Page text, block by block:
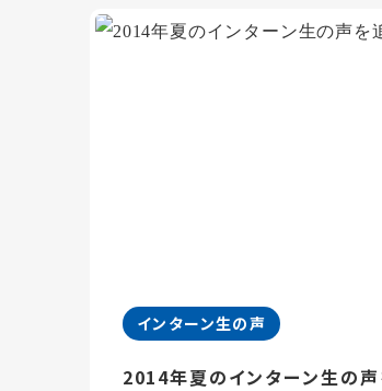
インターン生の声
2014年夏のインターン生の